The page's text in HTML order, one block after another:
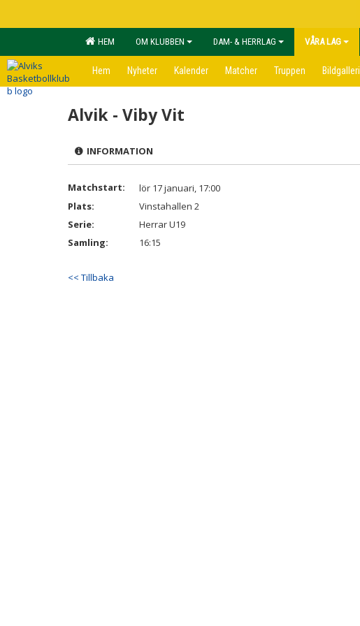
HEM OM KLUBBEN DAM- & HERRLAG VÅRA LAG
Hem Nyheter Kalender Matcher Truppen Bildgalleri
Alvik - Viby Vit
INFORMATION
Matchstart:
lör 17 januari, 17:00
Plats:
Vinstahallen 2
Serie:
Herrar U19
Samling:
16:15
<< Tillbaka